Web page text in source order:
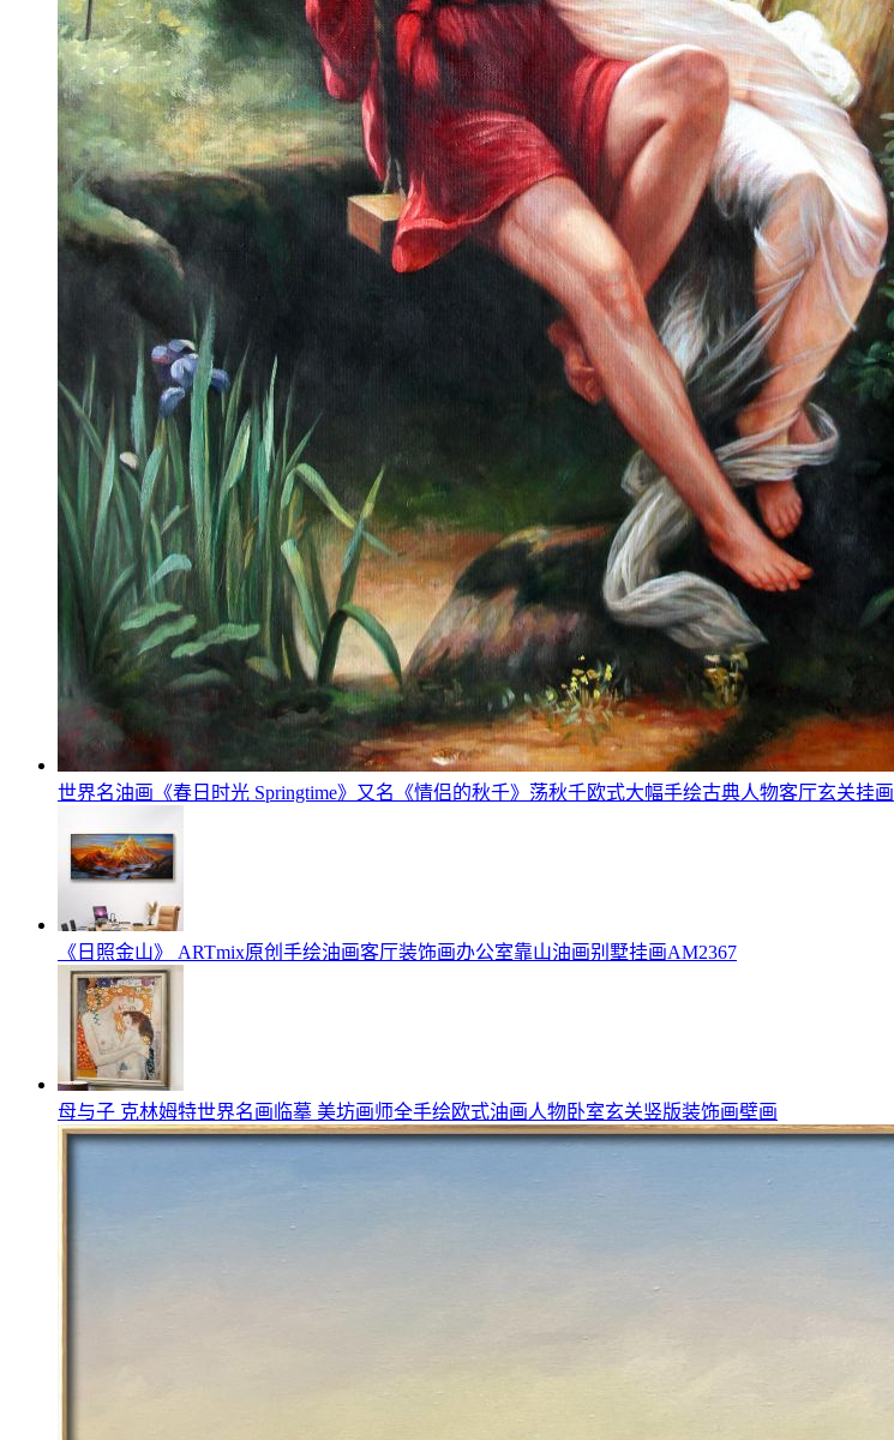
世界名油画《春日时光 Springtime》又名《情侣的秋千》荡秋千欧式大幅手绘古典人物客厅玄关挂画
《日照金山》 ARTmix原创手绘油画客厅装饰画办公室靠山油画别墅挂画AM2367
母与子 克林姆特世界名画临摹 美坊画师全手绘欧式油画人物卧室玄关竖版装饰画壁画